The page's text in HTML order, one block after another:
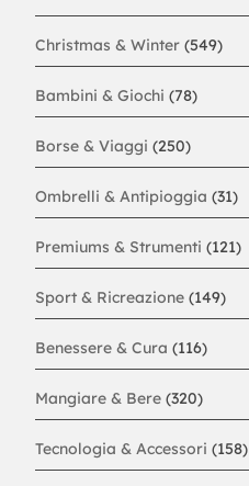
Christmas & Winter (549)
Bambini & Giochi (78)
Borse & Viaggi (250)
Ombrelli & Antipioggia (31)
Premiums & Strumenti (121)
Sport & Ricreazione (149)
Benessere & Cura (116)
Mangiare & Bere (320)
Tecnologia & Accessori (158)